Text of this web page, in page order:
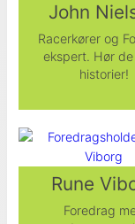
John
Racerkører og
ekspert. Hør
historier!
Rune
Foredrag